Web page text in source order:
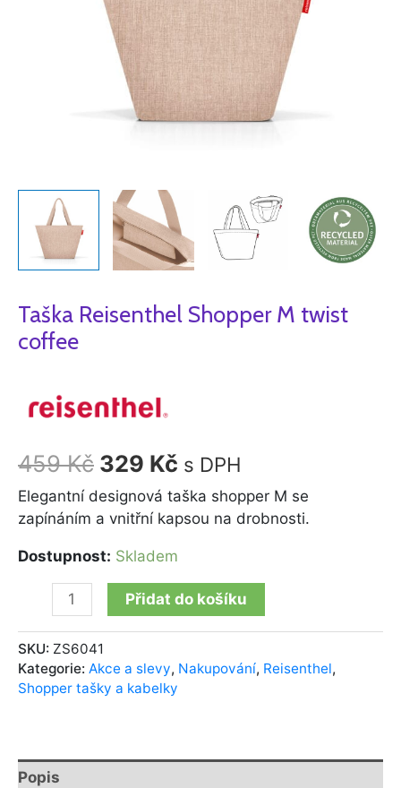
Taška Reisenthel Shopper M twist
coffee
459Kč 329 Kč s DPH
Elegantní designová taška shopper M se
zapínáním a vnitřní kapsou na drobnosti.
Dostupnost: Skladem
Přidat do košíku
SKU: ZS6041
Kategorie: Akce a slevy, Nakupování, Reisenthel,
Shopper tašky a kabelky
Popis